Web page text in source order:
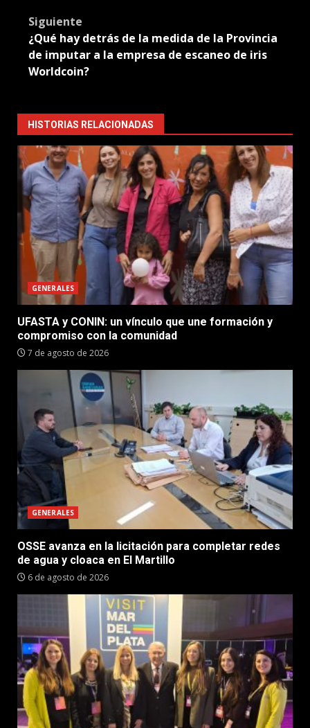
Siguiente
¿Qué hay detrás de la medida de la Provincia
de imputar a la empresa de escaneo de iris
Worldcoin?
HISTORIAS RELACIONADAS
GENERALES
UFASTA y CONIN: un vínculo que une formación y
compromiso con la comunidad
7 de agosto de 2026
GENERALES
OSSE avanza en la licitación para completar redes
de agua y cloaca en El Martillo
6 de agosto de 2026